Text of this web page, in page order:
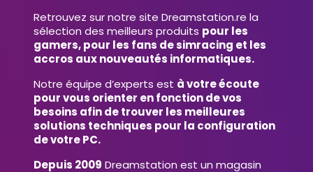
Retrouvez sur notre site Dreamstation.re la
sélection des meilleurs produits pour les
gamers, pour les fans de simracing et les
accros aux nouveautés informatiques.
Notre équipe d’experts est à votre écoute
pour vous orienter en fonction de vos
besoins afin de trouver les meilleures
solutions techniques pour la configuration
de votre PC.
Depuis 2009 Dreamstation est un magasin